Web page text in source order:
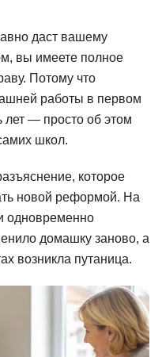
даст вашему
вы имеете полное
Потому что
работы в первом
лет — просто об этом
школ.
которое
новой реформой. На
одновременно
домашку заново, а
возникла путаница.